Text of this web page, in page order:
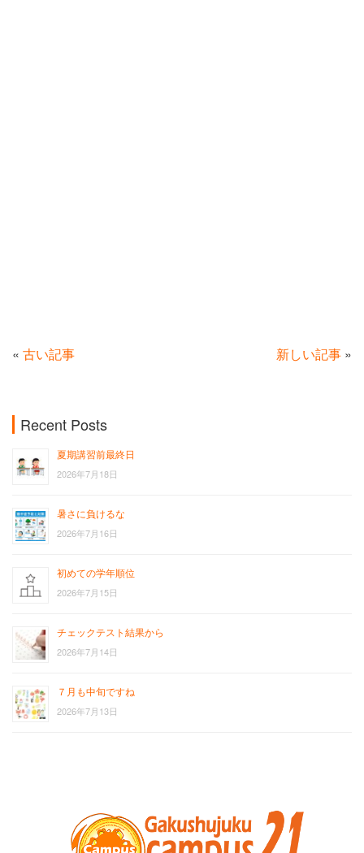
« 古い記事 新しい記事 »
Recent Posts
夏期講習前最終日
2026年7月18日
暑さに負けるな
2026年7月16日
初めての学年順位
2026年7月15日
チェックテスト結果から
2026年7月14日
７月も中旬ですね
2026年7月13日